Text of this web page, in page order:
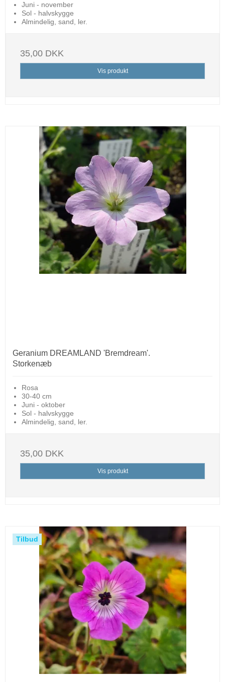
Juni - november
Sol - halvskygge
Almindelig, sand, ler.
35,00 DKK
Vis produkt
Geranium DREAMLAND 'Bremdream'.
Storkenæb
Rosa
30-40 cm
Juni - oktober
Sol - halvskygge
Almindelig, sand, ler.
35,00 DKK
Vis produkt
Tilbud